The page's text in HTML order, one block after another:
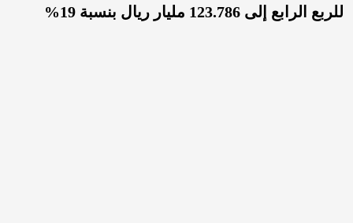
للربع الرابع إلى 123.786 مليار ريال بنسبة 19%